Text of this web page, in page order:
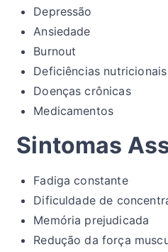
Depressão
Ansiedade
Burnout
Deficiências nutricionais
Doenças crônicas
Medicamentos
Sintomas
Fadiga constante
Dificuldade de
Memória prejudicada
Redução da força